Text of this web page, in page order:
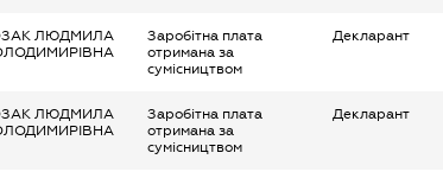
ЛЮДМИЛА
Заробітна плата
отримана за
сумісництвом
Декларант
ЛЮДМИЛА
Заробітна плата
отримана за
сумісництвом
Декларант